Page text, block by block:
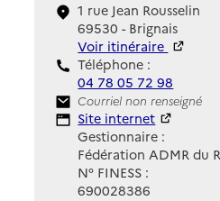
1 rue Jean Rousselin
69530 - Brignais
Voir itinéraire
Téléphone :
04 78 05 72 98
Contact
Courriel non renseigné
Site Internet
Site internet
Gestionnaire :
Fédération ADMR du
N° FINESS :
690028386